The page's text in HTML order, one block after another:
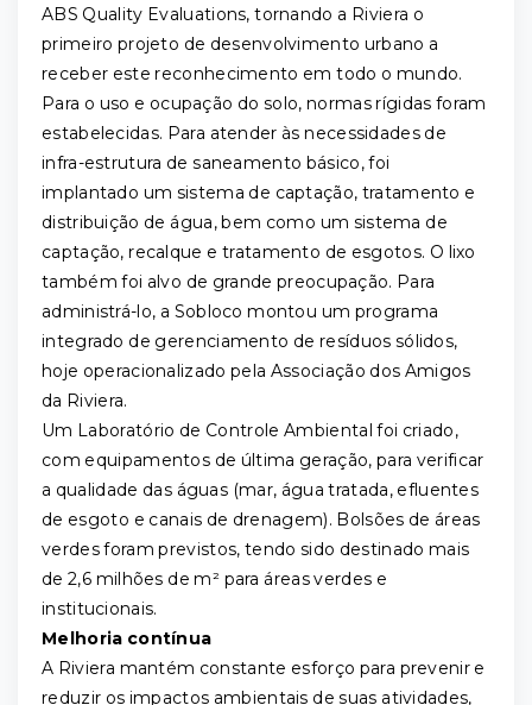
ABS Quality Evaluations, tornando a Riviera o
primeiro projeto de desenvolvimento urbano a
receber este reconhecimento em todo o mundo.
Para o uso e ocupação do solo, normas rígidas foram
estabelecidas. Para atender às necessidades de
infra-estrutura de saneamento básico, foi
implantado um sistema de captação, tratamento e
distribuição de água, bem como um sistema de
captação, recalque e tratamento de esgotos. O lixo
também foi alvo de grande preocupação. Para
administrá-lo, a Sobloco montou um programa
integrado de gerenciamento de resíduos sólidos,
hoje operacionalizado pela Associação dos Amigos
da Riviera.
Um Laboratório de Controle Ambiental foi criado,
com equipamentos de última geração, para verificar
a qualidade das águas (mar, água tratada, efluentes
de esgoto e canais de drenagem). Bolsões de áreas
verdes foram previstos, tendo sido destinado mais
de 2,6 milhões de m² para áreas verdes e
institucionais.
Melhoria contínua
A Riviera mantém constante esforço para prevenir e
reduzir os impactos ambientais de suas atividades,